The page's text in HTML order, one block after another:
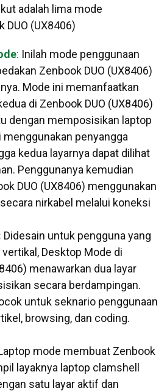
adalah lima mode
DUO (UX8406)
: Inilah mode penggunaan
Zenbook DUO (UX8406)
Mode ini memanfaatkan
di Zenbook DUO (UX8406)
dengan memposisikan laptop
penyangga
kedua layarnya dapat dilihat
Penggunanya kemudian
DUO (UX8406) menggunakan
nirkabel melalui koneksi
Didesain untuk pengguna yang
Desktop Mode di
menawarkan dua layar
secara berdampingan.
untuk seknario penggunaan
browsing, dan coding.
mode membuat Zenbook
layaknya laptop clamshell
satu layar aktif dan